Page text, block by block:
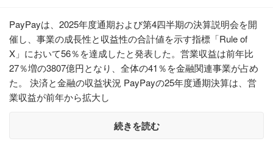
PayPayは、2025年度通期および第4四半期の決算説明会を開
催し、事業の成長性と収益性の合計値を示す指標「Rule of
X」において56％を達成したと発表した。営業収益は前年比
27％増の3807億円となり、全体の41％を金融関連事業が占め
た。 決済と金融の収益状況 PayPayの25年度通期決算は、営
業収益が前年から拡大し
続きを読む